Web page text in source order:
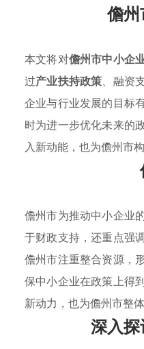
儋
本文将对儋州市中小企
过产业扶持政策、融资
企业与行业发展的目标
时为进一步优化未来的
入新动能，也为儋州市
儋州市为推动中小企业
于财政支持，还重点强
儋州市注重整合资源，
保中小企业在政策上得
新动力，也为儋州市整
深入